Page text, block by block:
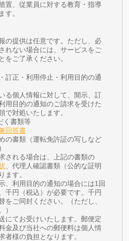
置、従業員に対する教育・指導
す。
の提供は任意です。ただし、必
れない場合には、サービスをご
をご了承ください。
訂正・利用停止・利用目的の通
る個人情報に対して、開示、訂
用目的の通知のご請求を受けた
で対処いたします。
く書類等
回答書
の書類（運転免許証の写しなど
される場合は、上記の書類の
、代理人確認書類（公的な証明
ます。
、利用目的の通知の場合には1回
千円（税込）が必要です。千円
をご同封ください。（ただし、
）
にてお受けいたします。郵便定
金及び当社への郵便料は個人情
者様の負担となります。